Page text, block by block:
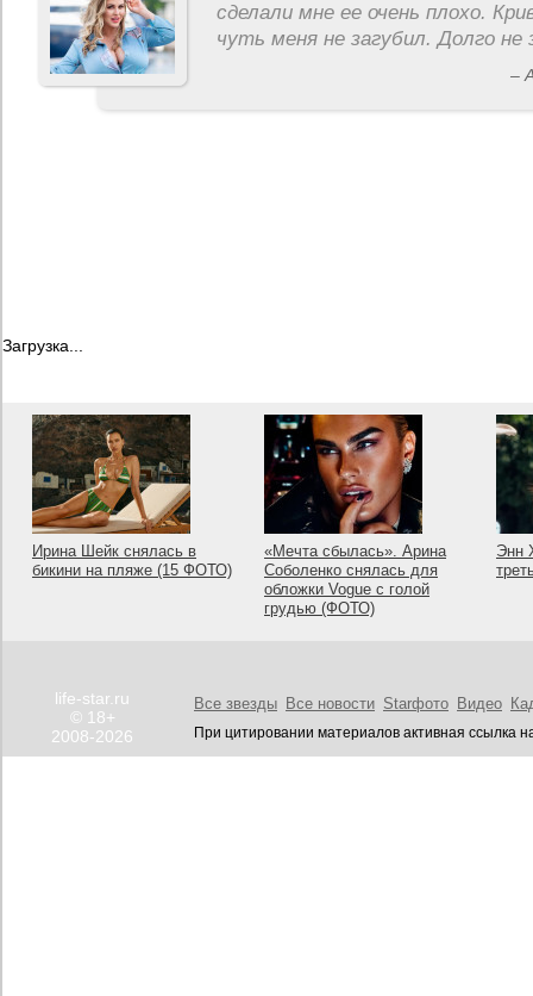
сделали мне ее очень плохо.
чуть меня не загубил. Долго не
–
Загрузка...
Ирина Шейк снялась в
бикини на пляже (15 ФОТО)
«Мечта сбылась». Арина
Соболенко снялась для
обложки Vogue с голой
грудью (ФОТО)
Энн
life-star.ru
© 18+
2008-2026
Все звезды Все новости Starфото Видео
При цитировании материалов активная ссылка